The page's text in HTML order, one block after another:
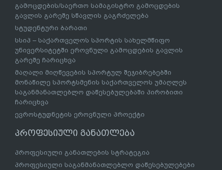
გამოცდების/საერთო სამაგისტრო გამოცდების
გავლის გარეშე სწავლის გაგრძელება
სტუდენტური ბარათი
სსიპ – საქართველოს სპორტის სახელმწიფო
უნივერსიტეტში ეროვნული გამოცდების გავლის
გარეშე ჩარიცხვა
მაღალი მიღწევების სპორტულ შეჯიბრებებში
მონაწილე სპორტსმენის საქართველოს უმაღლეს
საგანმანათლებლო დაწესებულებაში პირობითი
ჩარიცხვა
ევროსტუდნეტის ეროვნული პროექტი
პროფესიული განათლება
პროფესიული განათლების სტრატეგია
პროფესიული საგანმანათლებლო დაწესებულებები